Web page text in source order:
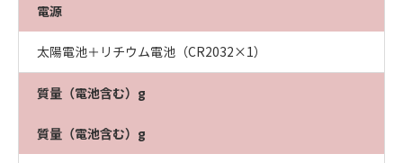
電源
太陽電池＋リチウム電池（CR2032×1）
質量（電池含む）g
質量（電池含む）g